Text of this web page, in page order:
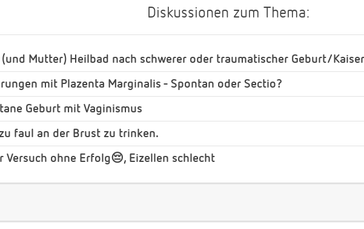
Diskussionen zum Thema:
(und Mutter) Heilbad nach schwerer oder traumatischer Geburt/
mit Plazenta Marginalis - Spontan oder Sectio?
Geburt mit Vaginismus
faul an der Brust zu trinken.
Versuch ohne Erfolg😔, Eizellen schlecht